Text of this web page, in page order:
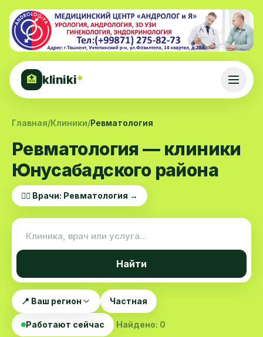
🏥 kliniki*
Главная/Клиники/Ревматология
Ревматология — клиники
Юнусабадского района
👨‍⚕️ Врачи: Ревматология →
Найти
📍 Ваш регион Частная
Работают сейчас Найдено: 0